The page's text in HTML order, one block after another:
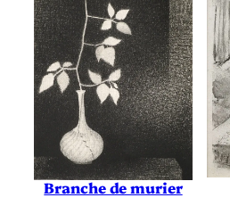
Branche de murier